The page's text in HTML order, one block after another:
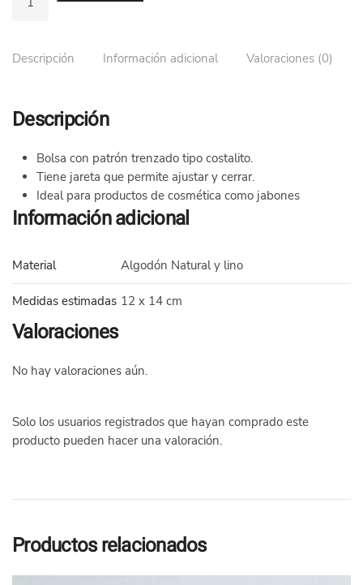
jareta
cantidad
Descripción Información adicional Valoraciones (0)
Descripción
Bolsa con patrón trenzado tipo costalito.
Tiene jareta que permite ajustar y cerrar.
Ideal para productos de cosmética como jabones
Información adicional
Material Algodón Natural y lino
Medidas estimadas 12 x 14 cm
Valoraciones
No hay valoraciones aún.
Solo los usuarios registrados que hayan comprado este
producto pueden hacer una valoración.
Productos relacionados